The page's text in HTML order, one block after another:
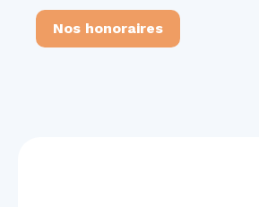
Nos honoraires